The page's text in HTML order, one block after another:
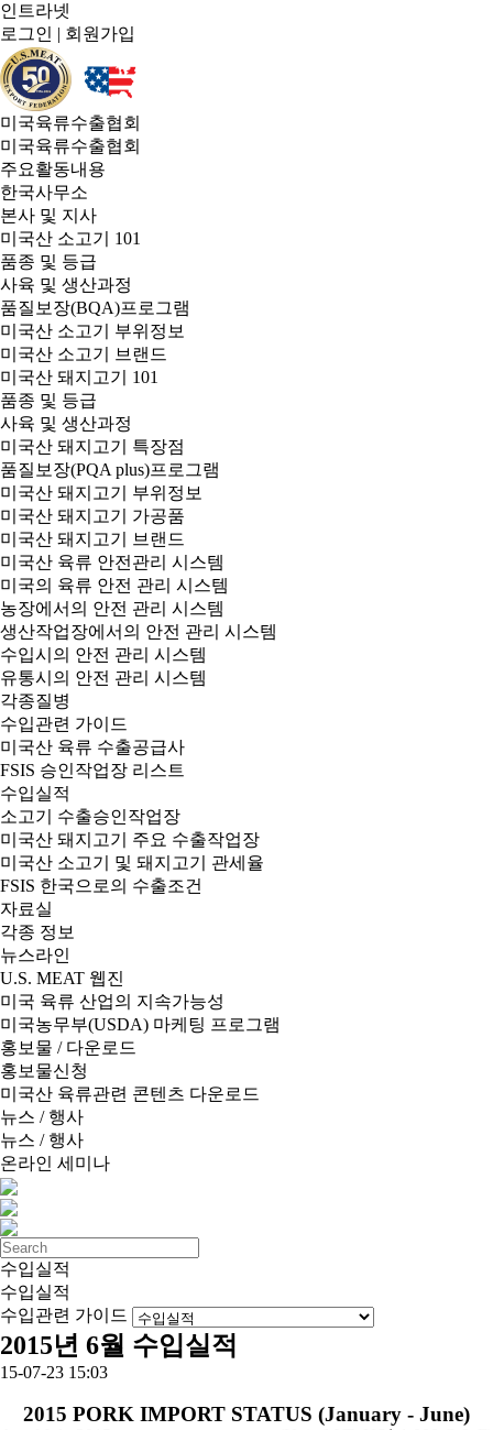
인트라넷
로그인 | 회원가입
미국육류수출협회
미국육류수출협회
주요활동내용
한국사무소
본사 및 지사
미국산 소고기 101
품종 및 등급
사육 및 생산과정
품질보장(BQA)프로그램
미국산 소고기 부위정보
미국산 소고기 브랜드
미국산 돼지고기 101
품종 및 등급
사육 및 생산과정
미국산 돼지고기 특장점
품질보장(PQA plus)프로그램
미국산 돼지고기 부위정보
미국산 돼지고기 가공품
미국산 돼지고기 브랜드
미국산 육류 안전관리 시스템
미국의 육류 안전 관리 시스템
농장에서의 안전 관리 시스템
생산작업장에서의 안전 관리 시스템
수입시의 안전 관리 시스템
유통시의 안전 관리 시스템
각종질병
수입관련 가이드
미국산 육류 수출공급사
FSIS 승인작업장 리스트
수입실적
소고기 수출승인작업장
미국산 돼지고기 주요 수출작업장
미국산 소고기 및 돼지고기 관세율
FSIS 한국으로의 수출조건
자료실
각종 정보
뉴스라인
U.S. MEAT 웹진
미국 육류 산업의 지속가능성
미국농무부(USDA) 마케팅 프로그램
홍보물 / 다운로드
홍보물신청
미국산 육류관련 콘텐츠 다운로드
뉴스 / 행사
뉴스 / 행사
온라인 세미나
수입실적
수입실적
수입관련 가이드
2015년 6월 수입실적
15-07-23 15:03
2015 PORK IMPORT STATUS (January - June)